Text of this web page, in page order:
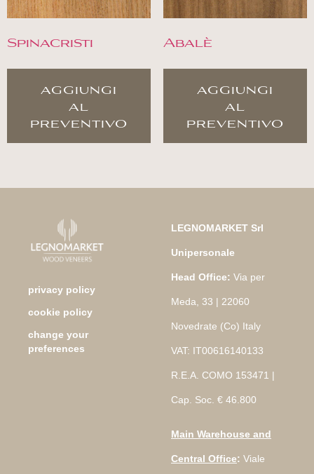
Spinacristi
aggiungi
al
preventivo
Abalè
aggiungi
al
preventivo
privacy policy
cookie policy
change your
preferences
LEGNOMARKET Srl
Unipersonale
Head Office: Via per
Meda, 33 | 22060
Novedrate (Co) Italy
VAT: IT00616140133
R.E.A. COMO 153471 |
Cap. Soc. € 46.800
Main Warehouse and
Central Office: Viale